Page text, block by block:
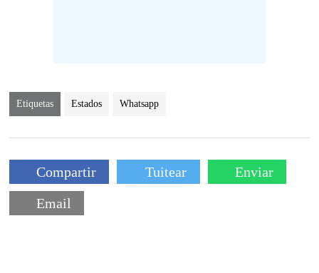
Etiquetas Estados Whatsapp
Compartir Tuitear
Enviar
Email